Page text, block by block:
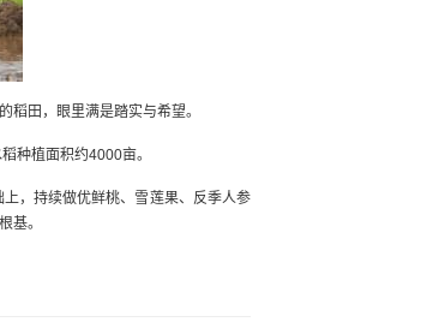
田，眼里满是踏实与希望。
种植面积约4000亩。
，持续做优鲜桃、雪莲果、反季人参
基。